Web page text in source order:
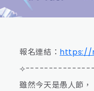
報名連結： https://
雖然今天是愚人節，